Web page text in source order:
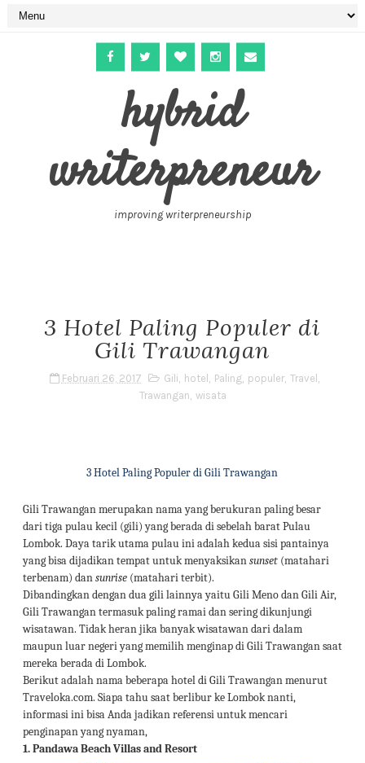
hybrid
writerpreneur
improving writerpreneurship
3 Hotel Paling Populer di
Gili Trawangan
Februari 26, 2017 Gili, hotel , Paling, populer, Travel ,
Trawangan, wisata
3 Hotel Paling Populer di Gili Trawangan
Gili Trawangan merupakan nama yang berukuran paling besar
dari tiga pulau kecil (gili) yang berada di sebelah barat Pulau
Lombok. Daya tarik utama pulau ini adalah kedua sisi pantainya
yang bisa dijadikan tempat untuk menyaksikansunset (matahari
terbenam) dansunrise(matahari terbit).
Dibandingkan dengan duagililainnya yaitu Gili Meno dan Gili Air,
Gili Trawangan termasuk paling ramai dan sering dikunjungi
wisatawan. Tidak heran jika banyak wisatawan dari dalam
maupun luar negeri yang memilih menginap di Gili Trawangan saat
mereka berada di Lombok.
Berikut adalah nama beberapa hotel di Gili Trawangan menurut
Traveloka.com. Siapa tahu saat berlibur ke Lombok nanti,
informasi ini bisa Anda jadikan referensi untuk mencari
penginapan yang nyaman,
1. Pandawa Beach Villas and Resort